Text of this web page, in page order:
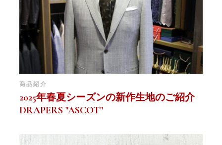
商品紹介
2025年春夏シーズンの新作生地のご紹介
DRAPERS "ASCOT"